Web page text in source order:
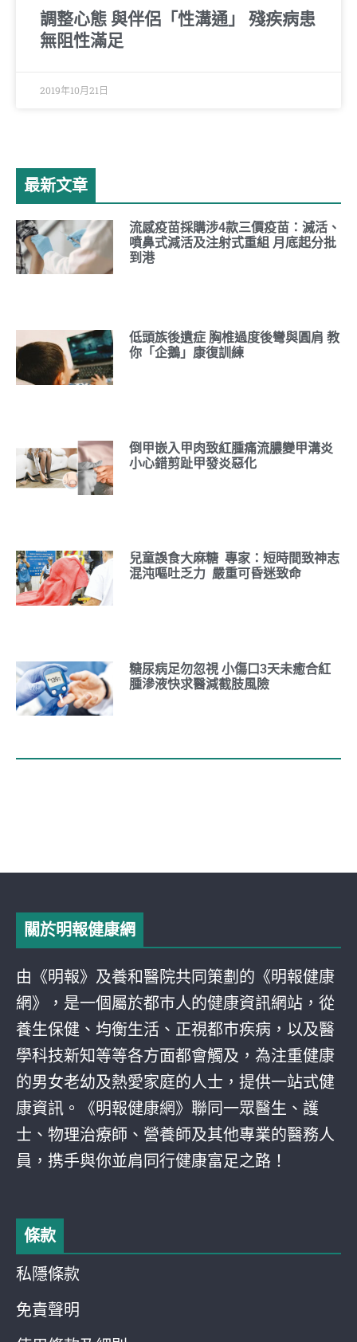
調整心態 與伴侶「性溝通」 殘疾病患
無阻性滿足
2019年10月21日
最新文章
流感疫苗採購涉4款三價疫苗：滅活、
噴鼻式減活及注射式重組 月底起分批
到港
低頭族後遺症 胸椎過度後彎與圓肩 教
你「企鵝」康復訓練
倒甲嵌入甲肉致紅腫痛流膿變甲溝炎
小心錯剪趾甲發炎惡化
兒童誤食大麻糖 專家：短時間致神志
混沌嘔吐乏力 嚴重可昏迷致命
糖尿病足勿忽視 小傷口3天未癒合紅
腫滲液快求醫減截肢風險
關於明報健康網
由《明報》及養和醫院共同策劃的《明報健康
網》，是一個屬於都巿人的健康資訊網站，從
養生保健、均衡生活、正視都巿疾病，以及醫
學科技新知等等各方面都會觸及，為注重健康
的男女老幼及熱愛家庭的人士，提供一站式健
康資訊。《明報健康網》聯同一眾醫生、護
士、物理治療師、營養師及其他專業的醫務人
員，携手與你並肩同行健康富足之路！
條款
私隱條款
免責聲明